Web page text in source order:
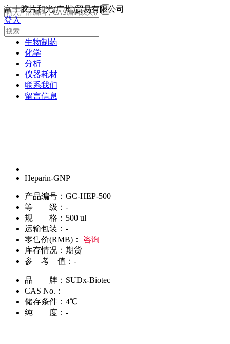
富士胶片和光(广州)贸易有限公司
登入
生物制药
化学
分析
仪器耗材
联系我们
留言信息
Heparin-GNP
产品编号： GC-HEP-500
等 级： -
规 格： 500 ul
运输包装： -
零售价(RMB)：
咨询
库存情况： 期货
参 考 值： -
品 牌： SUDx-Biotec
CAS No.：
储存条件： 4℃
纯 度： -